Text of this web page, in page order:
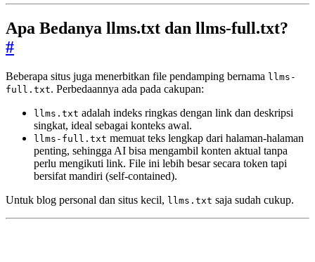
Apa Bedanya llms.txt dan llms-full.txt?
#
Beberapa situs juga menerbitkan file pendamping bernama llms-
full.txt. Perbedaannya ada pada cakupan:
llms.txt adalah indeks ringkas dengan link dan deskripsi
singkat, ideal sebagai konteks awal.
llms-full.txt memuat teks lengkap dari halaman-halaman
penting, sehingga AI bisa mengambil konten aktual tanpa
perlu mengikuti link. File ini lebih besar secara token tapi
bersifat mandiri (self-contained).
Untuk blog personal dan situs kecil, llms.txt saja sudah cukup.